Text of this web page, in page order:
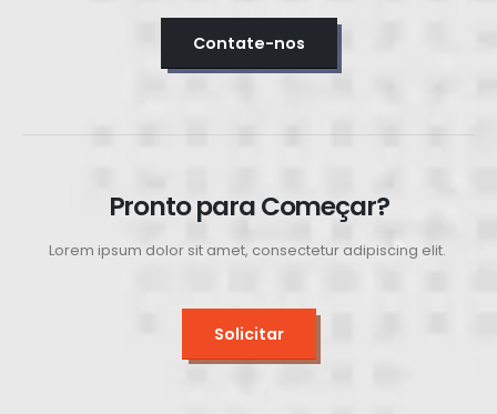
Contate-nos
Pronto para Começar?
Lorem ipsum dolor sit amet, consectetur adipiscing elit.
Solicitar